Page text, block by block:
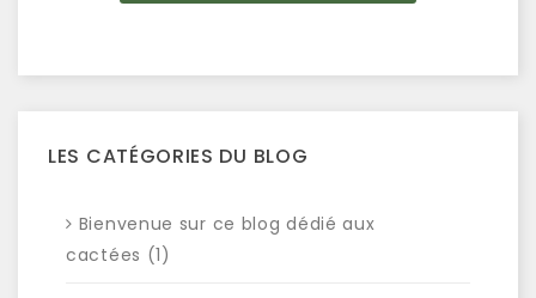
LES CATÉGORIES DU BLOG
Bienvenue sur ce blog dédié aux
cactées (1)